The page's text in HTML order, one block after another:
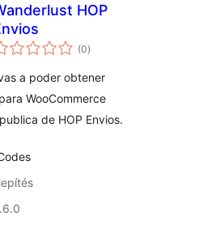
HOP
(0értékelés
összesen
)
a poder obtener
WooCommerce
de HOP Envios.